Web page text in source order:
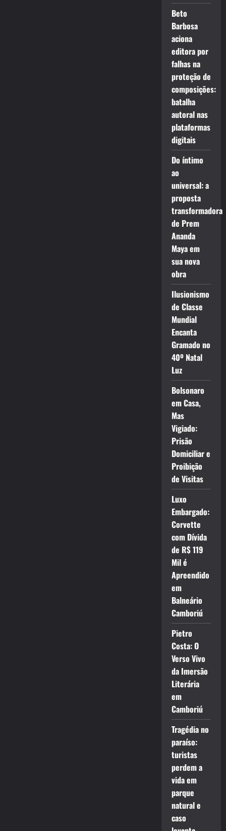
Beto
Barbosa
aciona
editora por
falhas na
proteção de
composições:
batalha
autoral nas
plataformas
digitais
Do íntimo
ao
universal: a
proposta
transformadora
de Prem
Ananda
Maya em
sua nova
obra
Ilusionismo
de Classe
Mundial
Encanta
Gramado no
40º Natal
Luz
Bolsonaro
em Casa,
Mas
Vigiado:
Prisão
Domiciliar e
Proibição
de Visitas
Luxo
Embargado:
Corvette
com Dívida
de R$ 119
Mil é
Apreendido
em
Balneário
Camboriú
Pietro
Costa: O
Verso Vivo
da Imersão
Literária
em
Camboriú
Tragédia no
paraíso:
turistas
perdem a
vida em
parque
natural e
caso